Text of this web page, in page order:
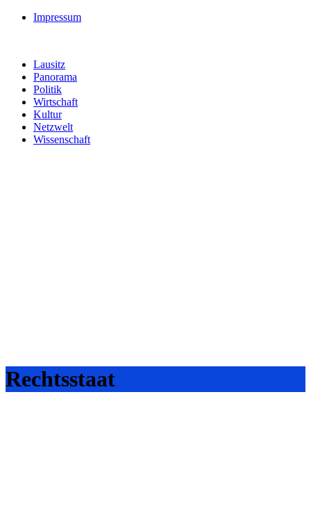
Impressum
Lausitz
Panorama
Politik
Wirtschaft
Kultur
Netzwelt
Wissenschaft
Rechtsstaat